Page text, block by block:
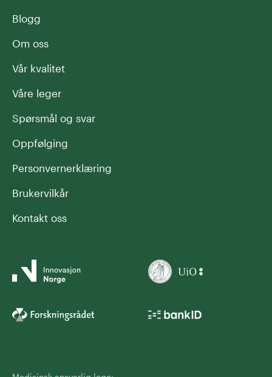
Blogg
Om oss
Vår kvalitet
Våre leger
Spørsmål og svar
Oppfølging
Personvernerklæring
Brukervilkår
Kontakt oss